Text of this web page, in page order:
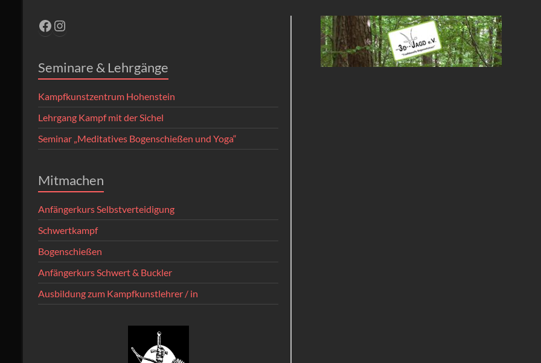
Facebook
Instagram
Seminare & Lehrgänge
Kampfkunstzentrum Hohenstein
Lehrgang Kampf mit der Sichel
Seminar „Meditatives Bogenschießen und Yoga“
Mitmachen
Anfängerkurs Selbstverteidigung
Schwertkampf
Bogenschießen
Anfängerkurs Schwert & Buckler
Ausbildung zum Kampfkunstlehrer / in